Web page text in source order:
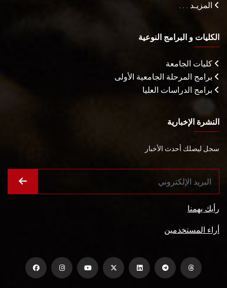
المزيـد . . .
الكليات و البرامج النوعية
كليات الجامعة
برامج المرحلة الجامعية الأولى
برامج الدراسات العليا
النشرة الإخبارية
سجل ليصلك أحدث الأخبار
رأيك يهمنا
أراء المستخدمين